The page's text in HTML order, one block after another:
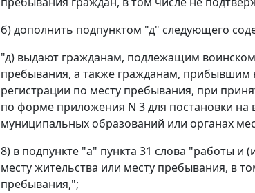
б) дополнить подпунктом "д" следующего
"д) выдают гражданам, подлежащим
пребывания, а также гражданам,
регистрации по месту пребывания, при
по форме приложения N 3 для постановки на
муниципальных образований или органах
8) в подпункте "а" пункта 31 слова "работы
месту жительства или месту пребывания, в
пребывания,";